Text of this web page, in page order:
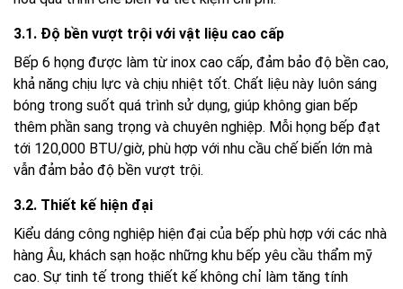
3.1. Độ bền vượt trội với vật liệu cao cấp
Bếp 6 họng được làm từ inox cao cấp, đảm bảo độ bền cao,
khả năng chịu lực và chịu nhiệt tốt. Chất liệu này luôn sáng
bóng trong suốt quá trình sử dụng, giúp không gian bếp
thêm phần sang trọng và chuyên nghiệp. Mỗi họng bếp đạt
tới 120,000 BTU/giờ, phù hợp với nhu cầu chế biến lớn mà
vẫn đảm bảo độ bền vượt trội.
3.2. Thiết kế hiện đại
Kiểu dáng công nghiệp hiện đại của bếp phù hợp với các nhà
hàng Âu, khách sạn hoặc những khu bếp yêu cầu thẩm mỹ
cao. Sự tinh tế trong thiết kế không chỉ làm tăng tính